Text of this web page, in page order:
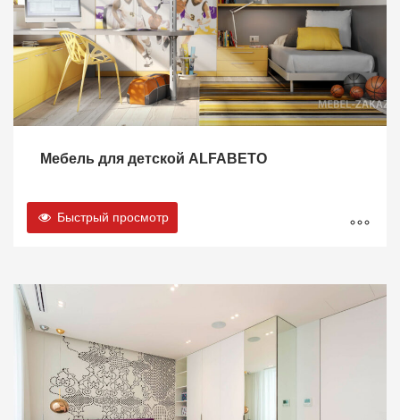
Мебель для детской ALFABETO
Быстрый просмотр